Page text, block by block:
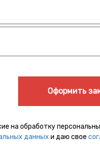
Оформить
на обработку
данных и даю свое